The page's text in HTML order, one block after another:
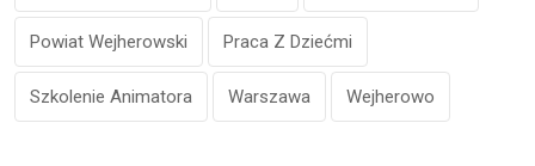
Powiat Wejherowski Praca Z Dziećmi
Szkolenie Animatora Warszawa Wejherowo